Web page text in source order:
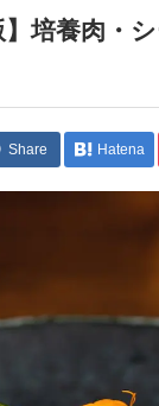
】培養肉・
Share Hatena